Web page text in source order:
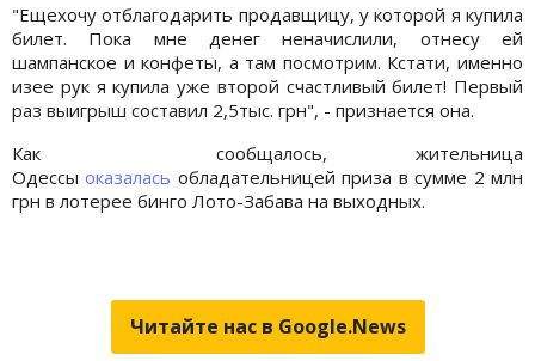
"Ещехочу отблагодарить продавщицу, у которой я купила
билет. Пока мне денег неначислили, отнесу ей
шампанское и конфеты, а там посмотрим. Кстати, именно
изее рук я купила уже второй счастливый билет! Первый
раз выигрыш составил 2,5тыс. грн", - признается она.
Как сообщалось, жительница
Одессыоказалась обладательницей приза в сумме 2 млн
грн в лотерее бинго Лото-Забава на выходных.
Читайте нас в Google.News